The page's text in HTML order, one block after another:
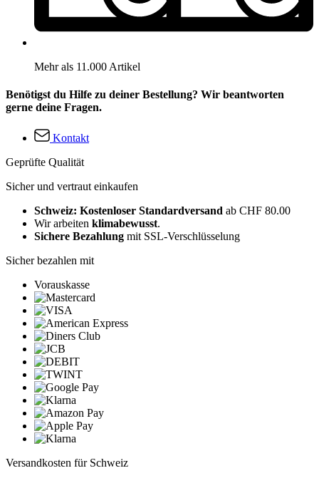
Mehr als 11.000 Artikel
Benötigst du Hilfe zu deiner Bestellung? Wir beantworten
gerne deine Fragen.
Kontakt
Geprüfte Qualität
Sicher und vertraut einkaufen
Schweiz: Kostenloser Standardversand ab CHF 80.00
Wir arbeiten klimabewusst.
Sichere Bezahlung mit SSL-Verschlüsselung
Sicher bezahlen mit
Vorauskasse
Versandkosten für Schweiz